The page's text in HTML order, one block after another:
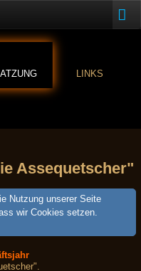
LINKS
Assequetscher"
Nutzung unserer Seite
wir Cookies setzen.